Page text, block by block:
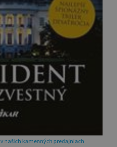
v našich kamenných predajniach